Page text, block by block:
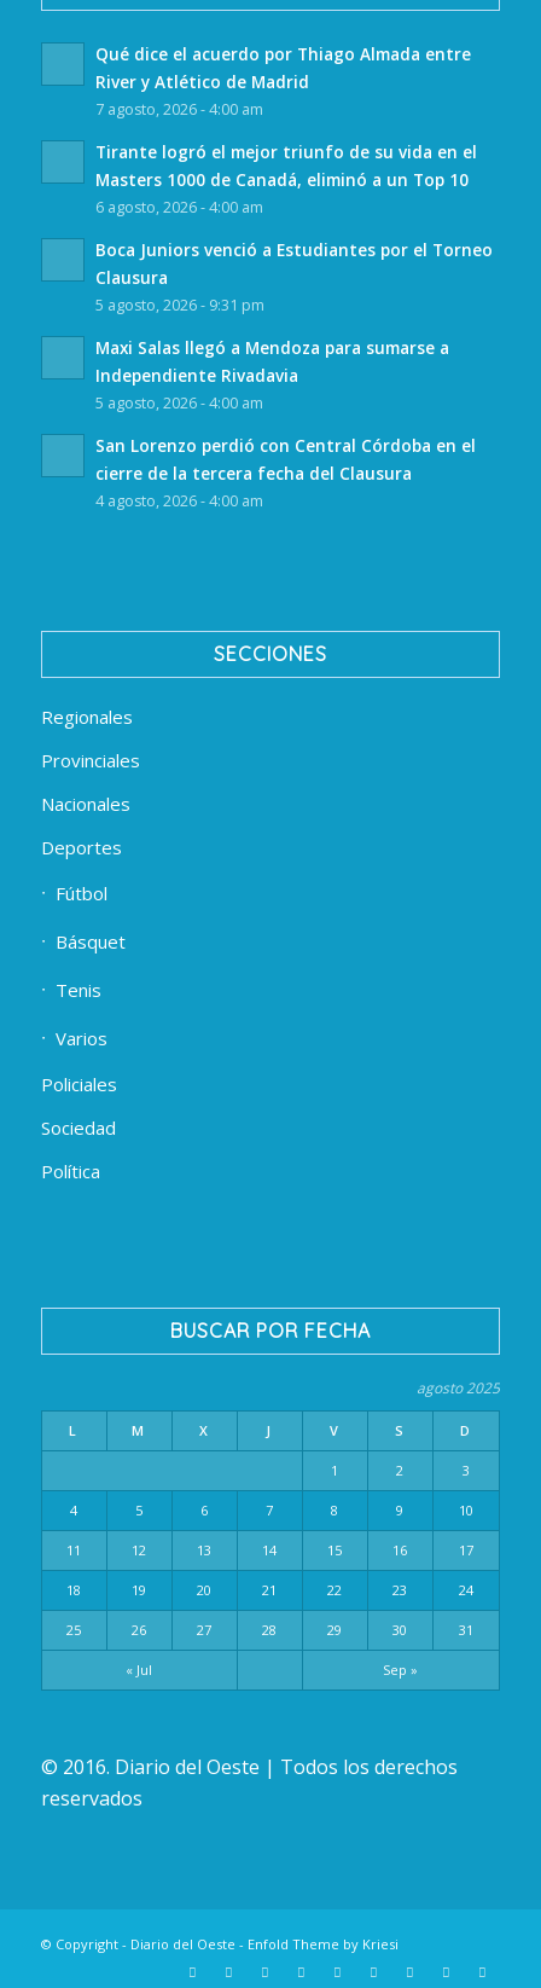
Qué dice el acuerdo por Thiago Almada entre
River y Atlético de Madrid
7 agosto, 2026 - 4:00 am
Tirante logró el mejor triunfo de su vida en el
Masters 1000 de Canadá, eliminó a un Top 10
6 agosto, 2026 - 4:00 am
Boca Juniors venció a Estudiantes por el Torneo
Clausura
5 agosto, 2026 - 9:31 pm
Maxi Salas llegó a Mendoza para sumarse a
Independiente Rivadavia
5 agosto, 2026 - 4:00 am
San Lorenzo perdió con Central Córdoba en el
cierre de la tercera fecha del Clausura
4 agosto, 2026 - 4:00 am
SECCIONES
Regionales
Provinciales
Nacionales
Deportes
Fútbol
Básquet
Tenis
Varios
Policiales
Sociedad
Política
BUSCAR POR FECHA
agosto 2025
L M X J V S D
« Jul Sep »
1 2 3
4 5 6 7 8 9 10
11 12 13 14 15 16 17
18 19 20 21 22 23 24
25 26 27 28 29 30 31
© 2016. Diario del Oeste | Todos los derechos
reservados
© Copyright - Diario del Oeste - Enfold Theme by Kriesi